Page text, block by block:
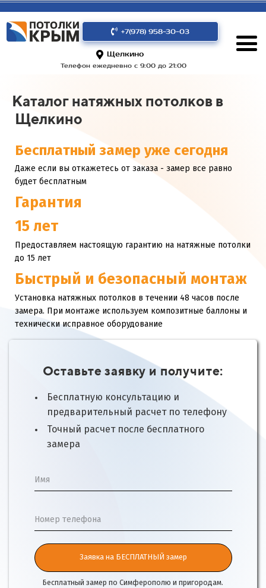
+7(978) 958-30-03
Щелкино
Телефон ежедневно с 9:00 до 21:00
Каталог натяжных потолков в
Щелкино
Бесплатный замер уже сегодня
Даже если вы откажетесь от заказа - замер все равно
будет бесплатным
Гарантия
15 лет
Предоставляем настоящую гарантию на натяжные потолки
до 15 лет
Быстрый и безопасный монтаж
Установка натяжных потолков в течении 48 часов после
замера. При монтаже используем композитные баллоны и
технически исправное оборудование
Оставьте заявку и получите:
Бесплатную консультацию и
предварительный расчет по телефону
Точный расчет после бесплатного
замера
Имя
Номер телефона
Заявка на БЕСПЛАТНЫЙ замер
Бесплатный замер по Симферополю и пригородам.